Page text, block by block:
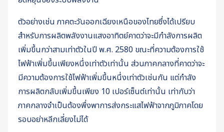
ตัวอย่างเช่น ภาคตะวันออกเฉียงเหนือของไทยซึ่งได้เปรียบ
สำหรับการผลิตพลังงานแสงอาทิตย์คาดว่าจะมีกำลังการผลิต
เพิ่มขึ้นกว่าสามเท่าตัวในปี พ.ศ. 2580 ขณะที่ความต้องการใช้
ไฟฟ้าเพิ่มขึ้นเพียงหนึ่งเท่าตัวเท่านั้น ส่วนภาคกลางที่คาดว่าจะ
มีความต้องการใช้ไฟฟ้าเพิ่มขึ้นหนึ่งเท่าตัวเช่นกัน แต่กำลัง
การผลิตกลับเพิ่มขึ้นเพียง 10 เปอร์เซ็นต์เท่านั้น เท่ากับว่า
ภาคกลางจำเป็นต้องพึ่งพาการส่งกระแสไฟฟ้าจากภูมิภาคโดย
รอบอย่าหลีกเลี่ยงไม่ได้